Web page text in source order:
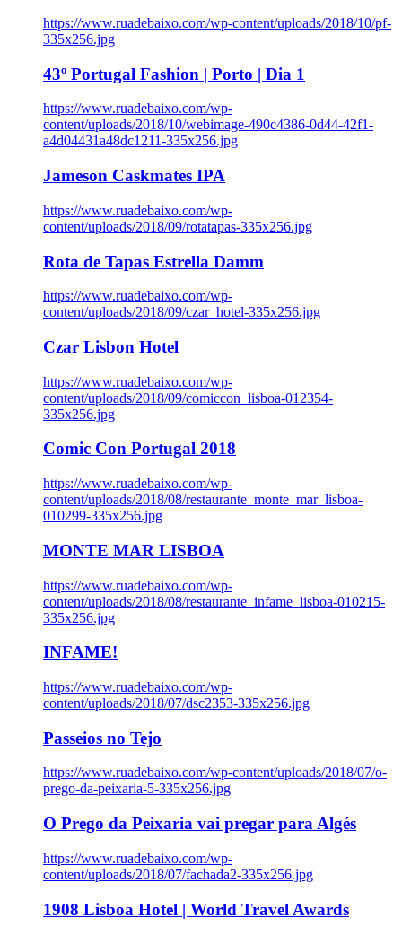
https://www.ruadebaixo.com/wp-content/uploads/2018/10/pf-
335x256.jpg
43º Portugal Fashion | Porto | Dia 1
https://www.ruadebaixo.com/wp-
content/uploads/2018/10/webimage-490c4386-0d44-42f1-
a4d04431a48dc1211-335x256.jpg
Jameson Caskmates IPA
https://www.ruadebaixo.com/wp-
content/uploads/2018/09/rotatapas-335x256.jpg
Rota de Tapas Estrella Damm
https://www.ruadebaixo.com/wp-
content/uploads/2018/09/czar_hotel-335x256.jpg
Czar Lisbon Hotel
https://www.ruadebaixo.com/wp-
content/uploads/2018/09/comiccon_lisboa-012354-
335x256.jpg
Comic Con Portugal 2018
https://www.ruadebaixo.com/wp-
content/uploads/2018/08/restaurante_monte_mar_lisboa-
010299-335x256.jpg
MONTE MAR LISBOA
https://www.ruadebaixo.com/wp-
content/uploads/2018/08/restaurante_infame_lisboa-010215-
335x256.jpg
INFAME!
https://www.ruadebaixo.com/wp-
content/uploads/2018/07/dsc2353-335x256.jpg
Passeios no Tejo
https://www.ruadebaixo.com/wp-content/uploads/2018/07/o-
prego-da-peixaria-5-335x256.jpg
O Prego da Peixaria vai pregar para Algés
https://www.ruadebaixo.com/wp-
content/uploads/2018/07/fachada2-335x256.jpg
1908 Lisboa Hotel | World Travel Awards